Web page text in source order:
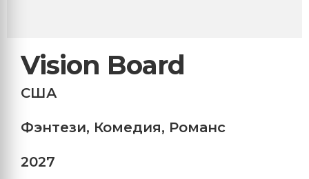
Vision Board
США
Фэнтези, Комедия, Романс
2027